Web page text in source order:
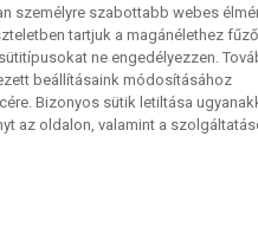
járnak,
21016 óta
is be
személyre szabottabb webes
tartjuk a magánélethez
ne engedélyezzen.
beállításaink módosításához
Bizonyos sütik letiltása
az oldalon, valamint a